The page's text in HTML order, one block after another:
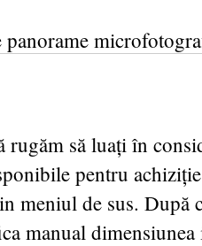
panorame
rugăm să luați în
pentru
meniul de sus. După
manual